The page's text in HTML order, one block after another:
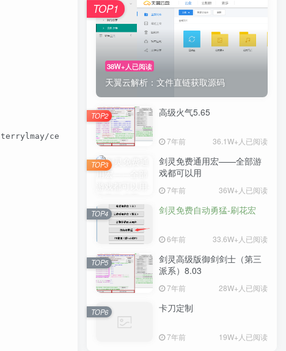
centos:[镜像版本号]  $ docker push registry.cn-
38W+人已阅读
天翼云解析：文件直链获取源码
TOP1
高级火气5.65
7年前 36.1W+人已阅读
TOP2
剑灵免费通用宏——全部游
戏都可以用
7年前 36W+人已阅读
TOP3
剑灵免费自动勇猛-刷花宏
6年前 33.6W+人已阅读
TOP4
剑灵高级版御剑剑士（第三
派系）8.03
7年前 28W+人已阅读
TOP5
卡刀定制
7年前 19W+人已阅读
TOP6